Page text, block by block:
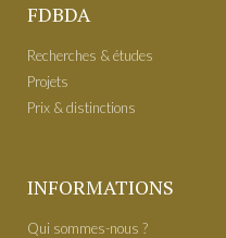
FDBDA
Recherches & études
Projets
Prix & distinctions
INFORMATIONS
Qui sommes-nous ?